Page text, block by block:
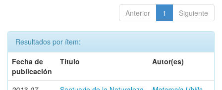
Anterior 1 Siguiente
Resultados por ítem:
Fecha de
publicación
Título Autor(es)